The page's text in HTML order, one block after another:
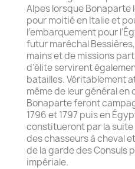
Alpes lorsque Bonaparte
pour moitié en Italie et
l’embarquement pour
futur maréchal
mains et de missions
d’élite servirent
batailles. Véritablement
même de leur général en
Bonaparte feront
1796 et 1797 puis en
constitueront par la
des chasseurs à cheval
de la garde des Consuls
impériale.